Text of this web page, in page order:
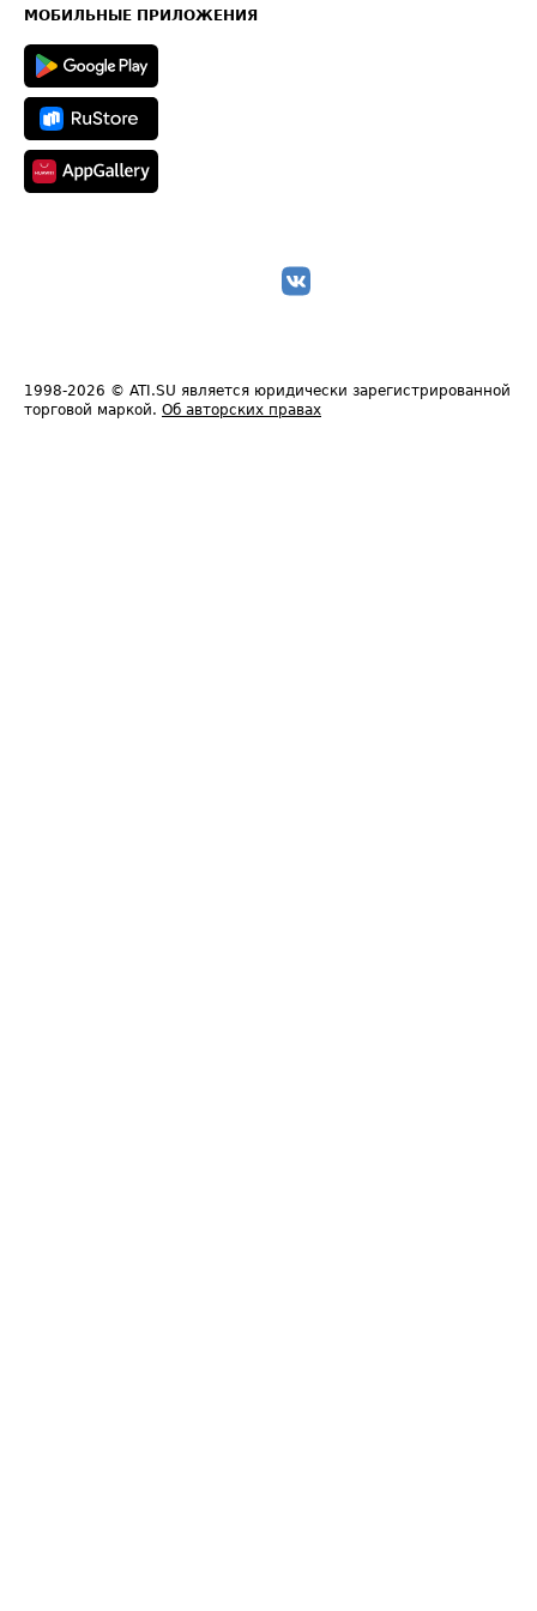
Техническая информация
МОБИЛЬНЫЕ ПРИЛОЖЕНИЯ
1998-2026 © ATI.SU является юридически зарегистрированной
торговой маркой. Об авторских правах